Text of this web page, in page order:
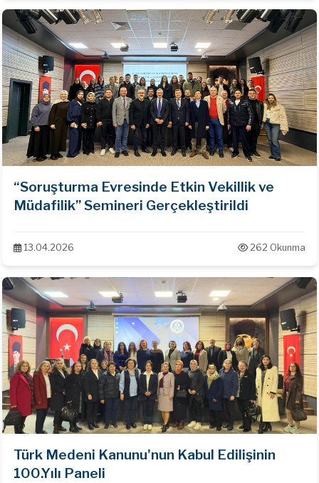
“Soruşturma Evresinde Etkin Vekillik ve
Müdafilik” Semineri Gerçekleştirildi
13.04.2026 262 Okunma
Türk Medeni Kanunu'nun Kabul Edilişinin
100.Yılı Paneli